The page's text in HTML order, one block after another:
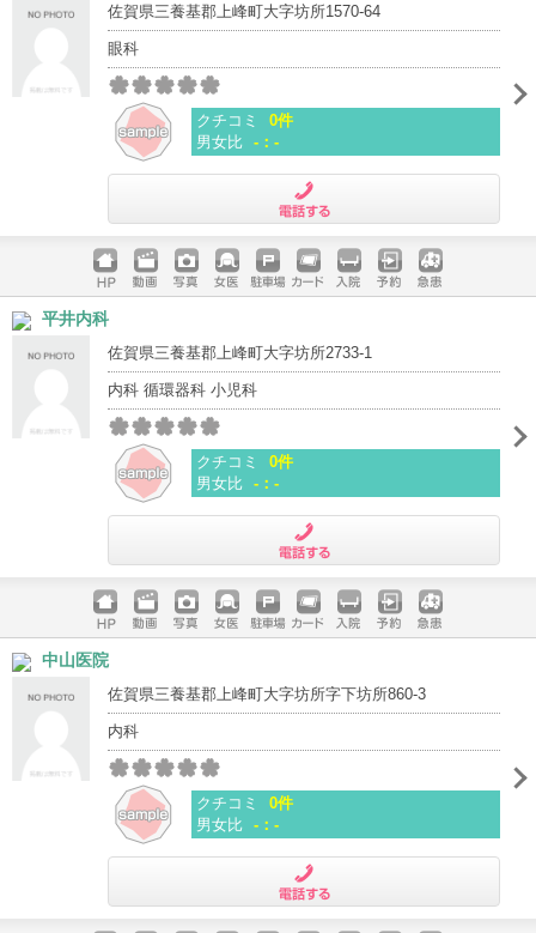
佐賀県三養基郡上峰町大字坊所1570-64
眼科
クチコミ
0件
男女比 -：-
ホームペ
ージ
動画 写真 女医 駐車場
クレジッ
入院 予約 急患
平井内科
佐賀県三養基郡上峰町大字坊所2733-1
内科 循環器科 小児科
クチコミ
0件
男女比 -：-
ホームペ
ージ
動画 写真 女医 駐車場
クレジッ
入院 予約 急患
中山医院
佐賀県三養基郡上峰町大字坊所字下坊所860-3
内科
クチコミ
0件
男女比 -：-